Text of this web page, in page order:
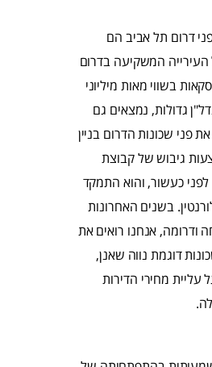
דרום תל אביב הם
המשקיעה בדרום
בשווי מאות מיליוני
גדולות, נמצאים גם
פני שכונות הדרום בניין
גיבוש של קבוצת
כעשור, והוא התמקד
בשנים האחרונות
ודרומה, אנחנו רואים את
דוגמת נווה שאנן,
עליית מחירי הדירות